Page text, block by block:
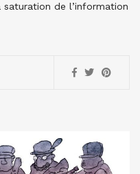
saturation de l’information